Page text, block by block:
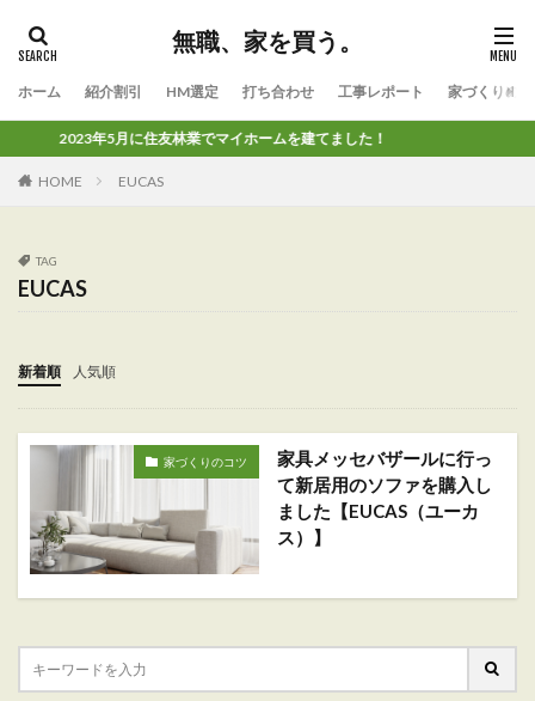
無職、家を買う。
ホーム 紹介割引 HM選定 打ち合わせ 工事レポート 家づくりの
2023年5月に住友林業でマイホームを建てました！
HOME EUCAS
TAG
EUCAS
新着順 人気順
家づくりのコツ
家具メッセバザールに行っ
て新居用のソファを購入し
ました【EUCAS（ユーカ
ス）】